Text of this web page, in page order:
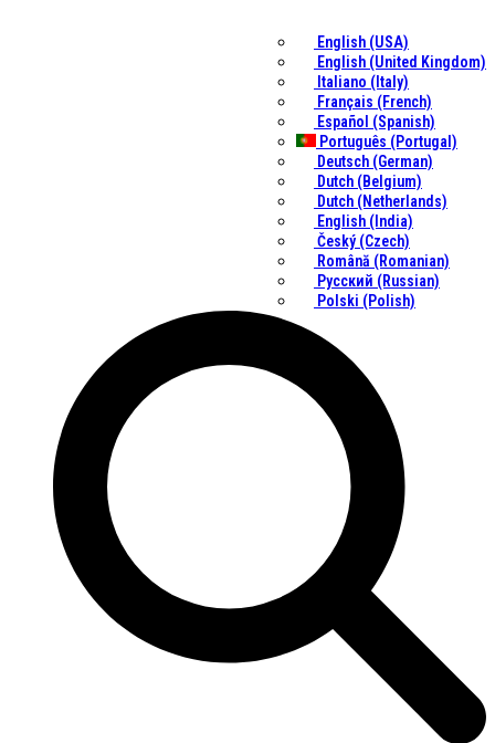
English (USA)
English (United Kingdom)
Italiano (Italy)
Français (French)
Español (Spanish)
Português (Portugal)
Deutsch (German)
Dutch (Belgium)
Dutch (Netherlands)
English (India)
Český (Czech)
Română (Romanian)
Русский (Russian)
Polski (Polish)